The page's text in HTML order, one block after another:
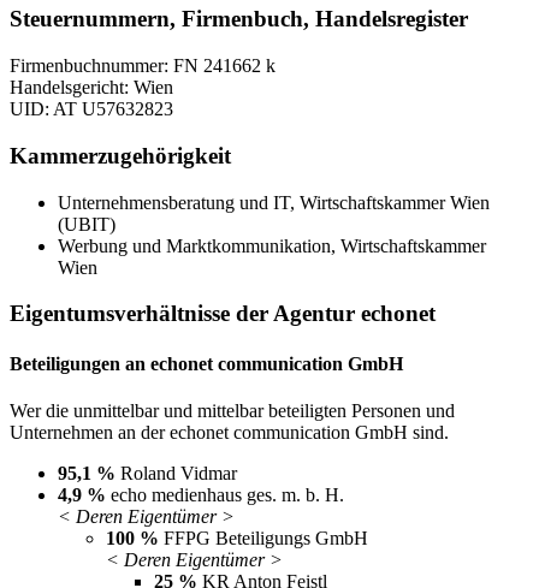
Steuernummern, Firmenbuch, Handelsregister
Firmenbuchnummer: FN 241662 k
Handelsgericht: Wien
UID: AT U57632823
Kammerzugehörigkeit
Unternehmensberatung und IT, Wirtschaftskammer Wien
(UBIT)
Werbung und Marktkommunikation, Wirtschaftskammer
Wien
Eigentumsverhältnisse der Agentur echonet
Beteiligungen an echonet communication GmbH
Wer die unmittelbar und mittelbar beteiligten Personen und
Unternehmen an der echonet communication GmbH sind.
95,1 % Roland Vidmar
4,9 % echo medienhaus ges. m. b. H.
< Deren Eigentümer >
100 % FFPG Beteiligungs GmbH
< Deren Eigentümer >
25 % KR Anton Feistl